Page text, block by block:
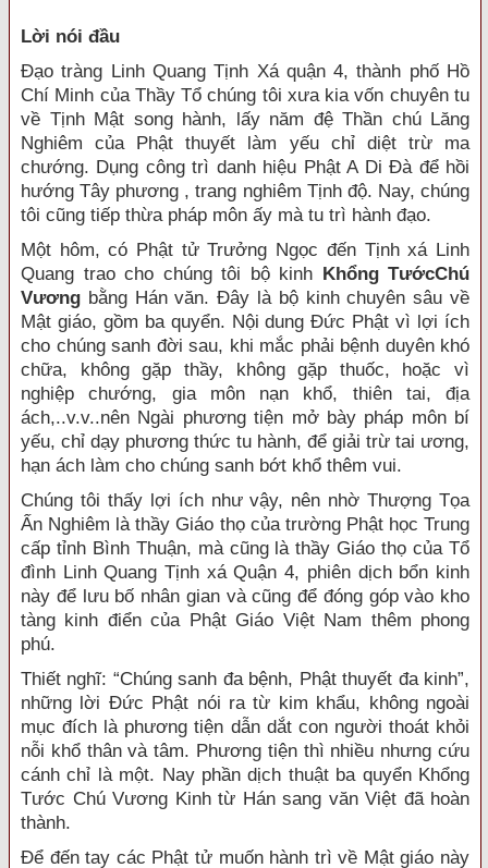
Lời nói đầu
Đạo tràng Linh Quang Tịnh Xá quận 4, thành phố Hồ
Chí Minh của Thầy Tổ chúng tôi xưa kia vốn chuyên tu
về Tịnh Mật song hành, lấy năm đệ Thần chú Lăng
Nghiêm của Phật thuyết làm yếu chỉ diệt trừ ma
chướng. Dụng công trì danh hiệu Phật A Di Đà để hồi
hướng Tây phương , trang nghiêm Tịnh độ. Nay, chúng
tôi cũng tiếp thừa pháp môn ấy mà tu trì hành đạo.
Một hôm, có Phật tử Trưởng Ngọc đến Tịnh xá Linh
Quang trao cho chúng tôi bộ kinh Khổng TướcChú
Vương bằng Hán văn. Đây là bộ kinh chuyên sâu về
Mật giáo, gồm ba quyển. Nội dung Đức Phật vì lợi ích
cho chúng sanh đời sau, khi mắc phải bệnh duyên khó
chữa, không gặp thầy, không gặp thuốc, hoặc vì
nghiệp chướng, gia môn nạn khổ, thiên tai, địa
ách,..v.v..nên Ngài phương tiện mở bày pháp môn bí
yếu, chỉ dạy phương thức tu hành, để giải trừ tai ương,
hạn ách làm cho chúng sanh bớt khổ thêm vui.
Chúng tôi thấy lợi ích như vậy, nên nhờ Thượng Tọa
Ấn Nghiêm là thầy Giáo thọ của trường Phật học Trung
cấp tỉnh Bình Thuận, mà cũng là thầy Giáo thọ của Tổ
đình Linh Quang Tịnh xá Quận 4, phiên dịch bổn kinh
này để lưu bố nhân gian và cũng để đóng góp vào kho
tàng kinh điển của Phật Giáo Việt Nam thêm phong
phú.
Thiết nghĩ: “Chúng sanh đa bệnh, Phật thuyết đa kinh”,
những lời Đức Phật nói ra từ kim khẩu, không ngoài
mục đích là phương tiện dẫn dắt con người thoát khỏi
nỗi khổ thân và tâm. Phương tiện thì nhiều nhưng cứu
cánh chỉ là một. Nay phần dịch thuật ba quyển Khổng
Tước Chú Vương Kinh từ Hán sang văn Việt đã hoàn
thành.
Để đến tay các Phật tử muốn hành trì về Mật giáo này